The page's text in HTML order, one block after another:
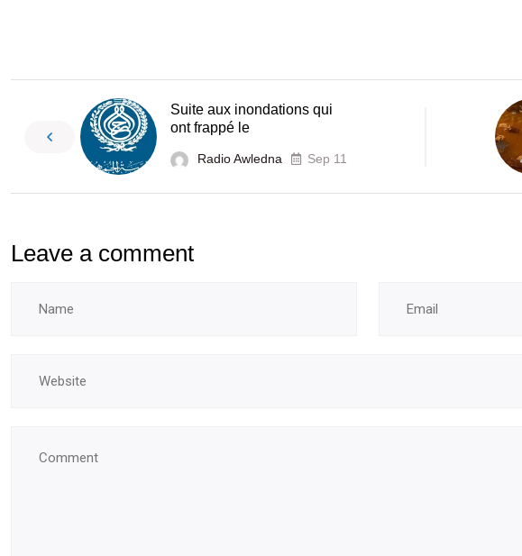
Suite aux inondations qui
ont frappé le
Radio Awledna Sep 11
Leave a comment